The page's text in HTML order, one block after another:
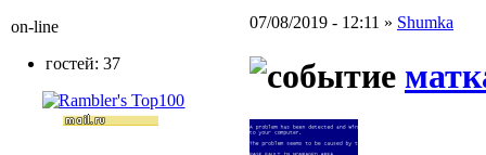
07/08/2019 - 12:11 » Shumka
on-line
гостей: 37